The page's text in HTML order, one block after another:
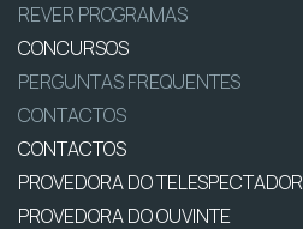
REVER PROGRAMAS
CONCURSOS
PERGUNTAS FREQUENTES
CONTACTOS
CONTACTOS
PROVEDORA DO TELESPECTADOR
PROVEDORA DO OUVINTE